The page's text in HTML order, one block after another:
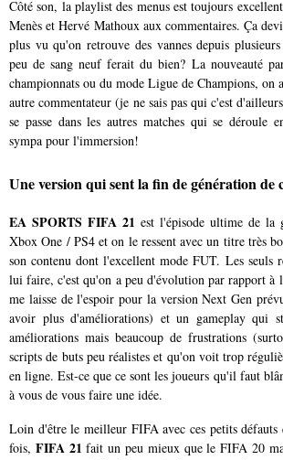
Côté son, la playlist des menus est toujours
Menès et Hervé Mathoux aux commentaires. Ça
plus vu qu'on retrouve des vannes depuis
peu de sang neuf ferait du bien? La nouveauté
championnats ou du mode Ligue de Champions, on
autre commentateur (je ne sais pas qui c'est
se passe dans les autres matches qui se déroule
sympa pour l'immersion!
Une version qui sent la fin de génération de
EA SPORTS FIFA 21 est l'épisode ultime de la
Xbox One / PS4 et on le ressent avec un titre très
son contenu dont l'excellent mode FUT. Les seuls
lui faire, c'est qu'on a peu d'évolution par rapport à
me laisse de l'espoir pour la version Next Gen
avoir plus d'améliorations) et un gameplay qui
améliorations mais beaucoup de frustrations
scripts de buts peu réalistes et qu'on voit trop
en ligne. Est-ce que ce sont les joueurs qu'il faut
à vous de vous faire une idée.
Loin d'être le meilleur FIFA avec ces petits défauts
fois, FIFA 21 fait un peu mieux que le FIFA 20